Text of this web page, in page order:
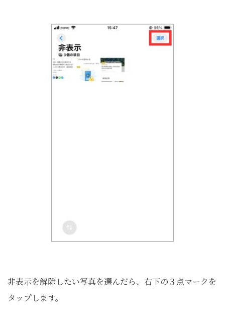
非表示を解除したい写真を選んだら、右下の３点マークを
タップします。